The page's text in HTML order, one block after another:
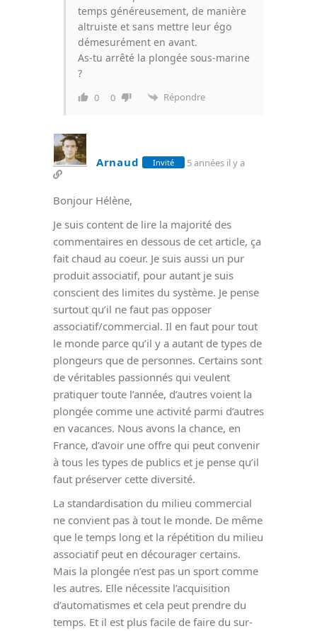
temps généreusement, de manière
altruiste et sans mettre leur égo
démesurément en avant.
As-tu arrêté la plongée sous-marine
?
0 0 Répondre
Arnaud Invité 5 années il y a
Bonjour Hélène,
Je suis content de lire la majorité des
commentaires en dessous de cet article, ça
fait chaud au coeur. Je suis aussi un pur
produit associatif, pour autant je suis
conscient des limites du système. Je pense
surtout qu’il ne faut pas opposer
associatif/commercial. Il en faut pour tout
le monde parce qu’il y a autant de types de
plongeurs que de personnes. Certains sont
de véritables passionnés qui veulent
pratiquer toute l’année, d’autres voient la
plongée comme une activité parmi d’autres
en vacances. Nous avons la chance, en
France, d’avoir une offre qui peut convenir
à tous les types de publics et je pense qu’il
faut préserver cette diversité.
La standardisation du milieu commercial
ne convient pas à tout le monde. De même
que le temps long et la répétition du milieu
associatif peut en décourager certains.
Mais la plongée n’est pas un sport comme
les autres. Elle nécessite l’acquisition
d’automatismes et cela peut prendre du
temps. Et il est plus facile de faire du sur-